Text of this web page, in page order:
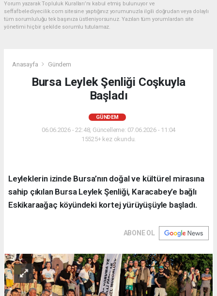
Yorum yazarak Topluluk Kuralları’nı kabul etmiş bulunuyor ve
seffafbelediyecilik.com sitesine yaptığınız yorumunuzla ilgili doğrudan veya dolaylı
tüm sorumluluğu tek başınıza üstleniyorsunuz. Yazılan tüm yorumlardan site
yönetimi hiçbir şekilde sorumlu tutulamaz.
Anasayfa Gündem
Bursa Leylek Şenliği Coşkuyla
Başladı
GÜNDEM
06.06.2026 - 22:48, Güncelleme: 07.06.2026 - 11:04
15525+ kez okundu.
Leyleklerin izinde Bursa’nın doğal ve kültürel mirasına
sahip çıkılan Bursa Leylek Şenliği, Karacabey’e bağlı
Eskikaraağaç köyündeki kortej yürüyüşüyle başladı.
ABONE OL